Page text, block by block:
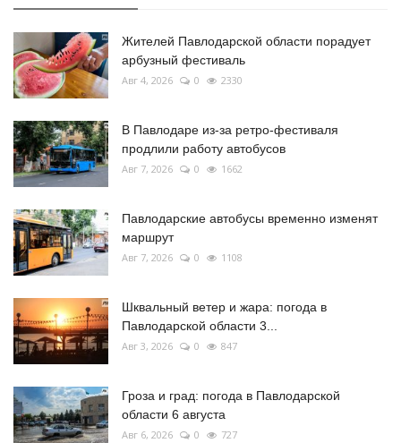
Жителей Павлодарской области порадует
арбузный фестиваль
Авг 4, 2026 0 2330
В Павлодаре из-за ретро-фестиваля
продлили работу автобусов
Авг 7, 2026 0 1662
Павлодарские автобусы временно изменят
маршрут
Авг 7, 2026 0 1108
Шквальный ветер и жара: погода в
Павлодарской области 3...
Авг 3, 2026 0 847
Гроза и град: погода в Павлодарской
области 6 августа
Авг 6, 2026 0 727